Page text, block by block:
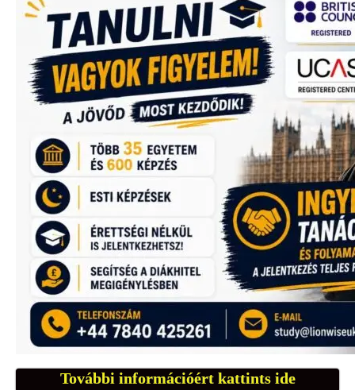
További információért kattints ide